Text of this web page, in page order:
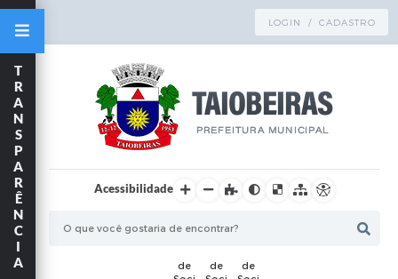
LOGIN / CADASTRO
Acessibilidade
T
R
A
N
S
P
A
R
Ê
N
C
I
A